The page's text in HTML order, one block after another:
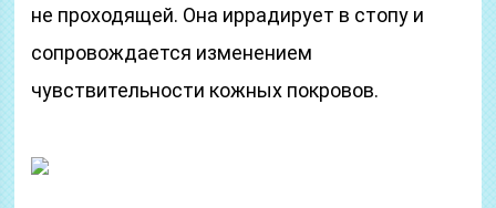
не проходящей. Она иррадирует в стопу и
сопровождается изменением
чувствительности кожных покровов.